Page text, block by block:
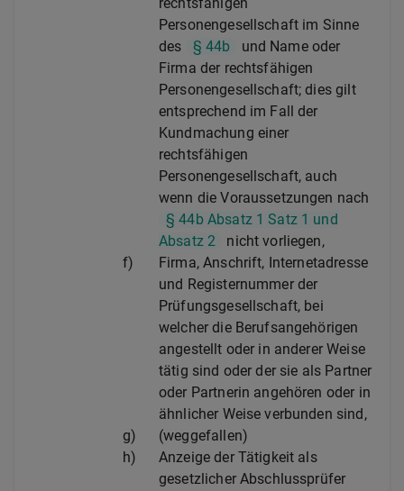
Personengesellschaft im Sinne
des
§ 44b
und Name oder
Firma der rechtsfähigen
Personengesellschaft; dies gilt
entsprechend im Fall der
Kundmachung einer
rechtsfähigen
Personengesellschaft, auch
wenn die Voraussetzungen nach
§ 44b Absatz 1 Satz 1 und
Absatz 2
nicht vorliegen,
f)
Firma, Anschrift, Internetadresse
und Registernummer der
Prüfungsgesellschaft, bei
welcher die Berufsangehörigen
angestellt oder in anderer Weise
tätig sind oder der sie als Partner
oder Partnerin angehören oder in
ähnlicher Weise verbunden sind,
g)
(weggefallen)
h)
Anzeige der Tätigkeit als
gesetzlicher Abschlussprüfer